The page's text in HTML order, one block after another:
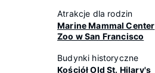
Atrakcje dla rodzin
Marine Mammal Center
Zoo w San Francisco
Budynki historyczne
Kościół Old St. Hilary's